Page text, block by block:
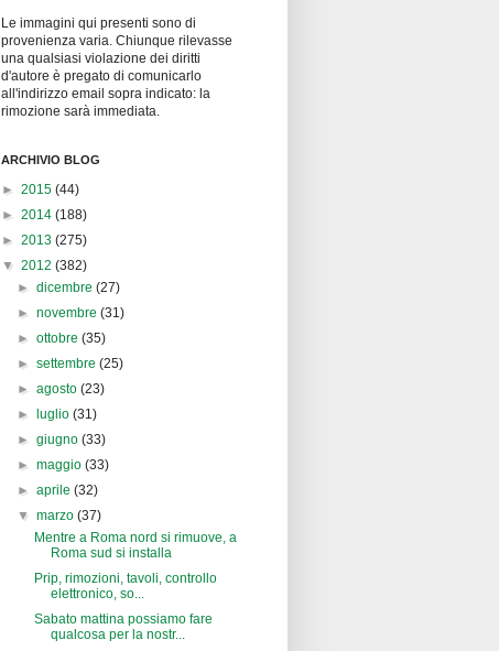
Le immagini qui presenti sono di
provenienza varia. Chiunque rilevasse
una qualsiasi violazione dei diritti
d'autore è pregato di comunicarlo
all'indirizzo email sopra indicato: la
rimozione sarà immediata.
ARCHIVIO BLOG
► 2015 (44)
► 2014 (188)
► 2013 (275)
▼ 2012 (382)
►dicembre(27)
►novembre(31)
►ottobre(35)
►settembre(25)
►agosto(23)
►
luglio(31)
►giugno(33)
►maggio(33)
►aprile(32)
▼marzo(37)
Mentre a Roma nord si rimuove, a
Roma sud si installa
Prip, rimozioni, tavoli, controllo
elettronico, so...
Sabato mattina possiamo fare
qualcosa per la nostr...